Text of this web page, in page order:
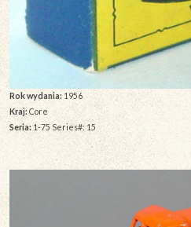
Rok wydania: 1956
Kraj: Core
Seria:1-75 Series#: 15